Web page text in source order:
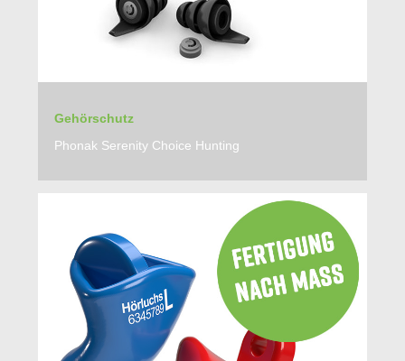
Gehörschutz
Phonak Serenity Choice Hunting